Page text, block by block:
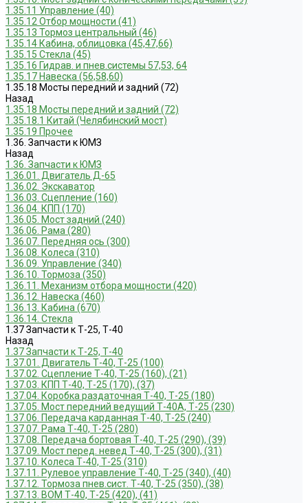
1.35.11 Управление (40)
1.35.12 Отбор мощности (41)
1.35.13 Тормоз центральный (46)
1.35.14 Кабина, облицовка (45,47,66)
1.35.15 Стекла (45)
1.35.16 Гидрав. и пнев.системы 57,53, 64
1.35.17 Навеска (56,58,60)
1.35.18 Мосты передний и задний (72)
Назад
1.35.18 Мосты передний и задний (72)
1.35.18.1 Китай (Челябинский мост)
1.35.19 Прочее
1.36. Запчасти к ЮМЗ
Назад
1.36. Запчасти к ЮМЗ
1.36.01. Двигатель Д-65
1.36.02. Экскаватор
1.36.03. Сцепление (160)
1.36.04. КПП (170)
1.36.05. Мост задний (240)
1.36.06. Рама (280)
1.36.07. Передняя ось (300)
1.36.08. Колеса (310)
1.36.09. Управление (340)
1.36.10. Тормоза (350)
1.36.11. Механизм отбора мощности (420)
1.36.12. Навеска (460)
1.36.13. Кабина (670)
1.36.14. Стекла
1.37 Запчасти к Т-25, Т-40
Назад
1.37 Запчасти к Т-25, Т-40
1.37.01. Двигатель Т-40, Т-25 (100)
1.37.02. Сцепление Т-40, Т-25 (160), (21)
1.37.03. КПП Т-40, Т-25 (170), (37)
1.37.04. Коробка раздаточная Т-40, Т-25 (180)
1.37.05. Мост передний ведущий Т-40А, Т-25 (230)
1.37.06. Передача карданная Т-40, Т-25 (240)
1.37.07. Рама Т-40, Т-25 (280)
1.37.08. Передача бортовая Т-40, Т-25 (290), (39)
1.37.09. Мост перед. невед Т-40, Т-25 (300), (31)
1.37.10. Колеса Т-40, Т-25 (310)
1.37.11. Рулевое управление Т-40, Т-25 (340), (40)
1.37.12. Тормоза пнев.сист. Т-40, Т-25 (350), (38)
1.37.13. ВОМ Т-40, Т-25 (420), (41)